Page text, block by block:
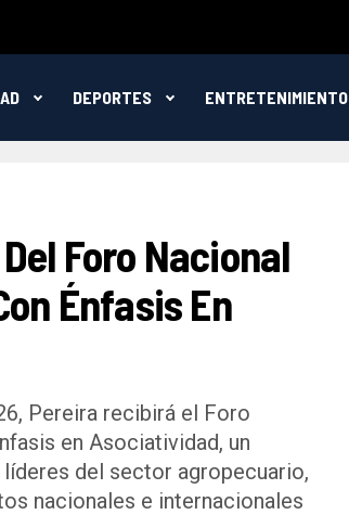
DEPORTES ENTRETENIMIENTO
Foro Nacional
Énfasis En
Pereira recibirá el Foro
en Asociatividad, un
del sector agropecuario,
nacionales e internacionales